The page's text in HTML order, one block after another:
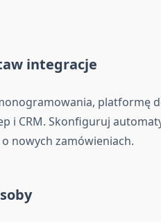
integracje
platformę
i CRM. Skonfiguruj
nowych zamówieniach.